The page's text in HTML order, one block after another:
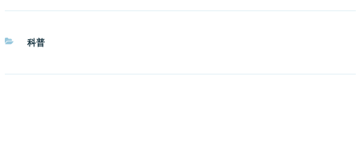
分
科普